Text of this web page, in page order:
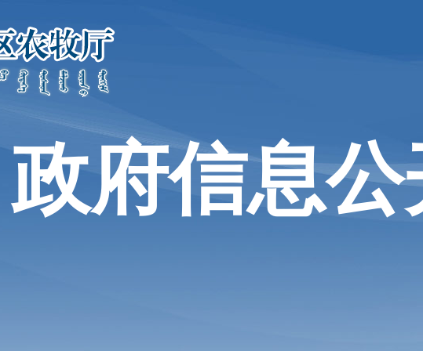
政府信息